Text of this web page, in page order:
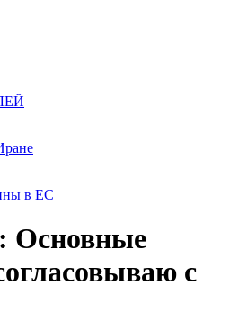
в ЕС
Основные
с